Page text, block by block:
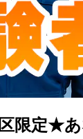
限定★あ